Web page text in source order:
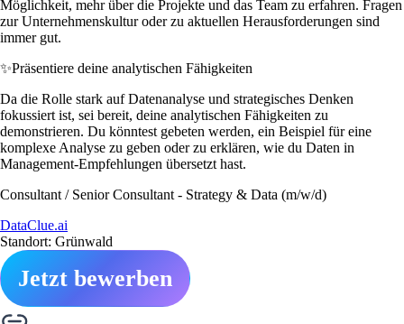
Möglichkeit, mehr über die Projekte und das Team zu erfahren. Fragen
zur Unternehmenskultur oder zu aktuellen Herausforderungen sind
immer gut.
✨Präsentiere deine analytischen Fähigkeiten
Da die Rolle stark auf Datenanalyse und strategisches Denken
fokussiert ist, sei bereit, deine analytischen Fähigkeiten zu
demonstrieren. Du könntest gebeten werden, ein Beispiel für eine
komplexe Analyse zu geben oder zu erklären, wie du Daten in
Management-Empfehlungen übersetzt hast.
Consultant / Senior Consultant - Strategy & Data (m/w/d)
DataClue.ai
Standort: Grünwald
Jetzt bewerben